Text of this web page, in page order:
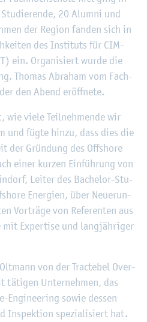
20 Alum­ni und
der Re­gi­on fan­den sich in
des In­sti­tuts für CIM-
ein. Or­ga­ni­siert wurde die
Tho­mas Abra­ham vom Fach­
den Abend er­öff­ne­te.
wie viele Teil­neh­men­de wir
und fügte hinzu, dass dies die
der Grün­dung des Off­shore
einer kur­zen Ein­füh­rung von
Lei­ter des Ba­che­lor-Stu­
En­er­gi­en, über Neue­run­
Vor­trä­ge von Re­fe­ren­ten aus
mit Ex­per­ti­se und lang­jäh­ri­ger
von der Trac­te­bel Over­
tä­ti­gen Un­ter­neh­men, das
En­gi­nee­ring sowie des­sen
In­spek­ti­on spe­zia­li­siert hat.